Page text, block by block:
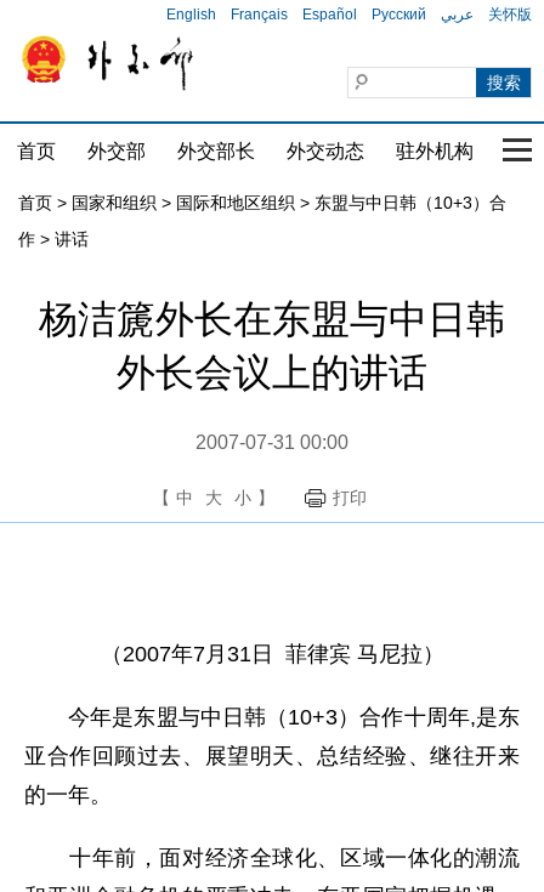
English Français Español Русский عربي 关怀版
首页 外交部 外交部长 外交动态 驻外机构 国
首页 > 国家和组织 > 国际和地区组织 > 东盟与中日韩（10+3）合
作 > 讲话
杨洁篪外长在东盟与中日韩
外长会议上的讲话
2007-07-31 00:00
【 中 大 小 】 打印
（2007年7月31日 菲律宾 马尼拉）
今年是东盟与中日韩（10+3）合作十周年,是东
亚合作回顾过去、展望明天、总结经验、继往开来
的一年。
十年前，面对经济全球化、区域一体化的潮流